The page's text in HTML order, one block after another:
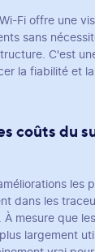
Fi offre une
sans
C'est
la fiabilité et
coûts du
les
dans les
mesure que
largement